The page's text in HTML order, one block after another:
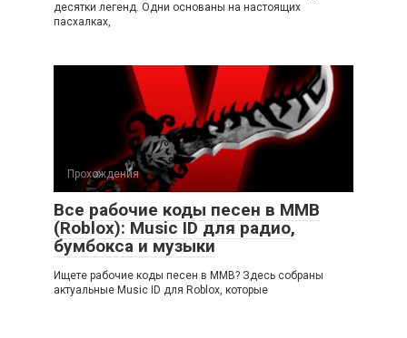
десятки легенд. Одни основаны на настоящих
пасхалках,
Прохождения
Все рабочие коды песен в ММВ
(Roblox): Music ID для радио,
бумбокса и музыки
Ищете рабочие коды песен в ММВ? Здесь собраны
актуальные Music ID для Roblox, которые